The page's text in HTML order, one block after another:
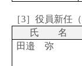
［3］役員新任（
氏 名
田邉 弥